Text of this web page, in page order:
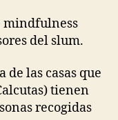
del slum.
las casas que
tienen
recogidas